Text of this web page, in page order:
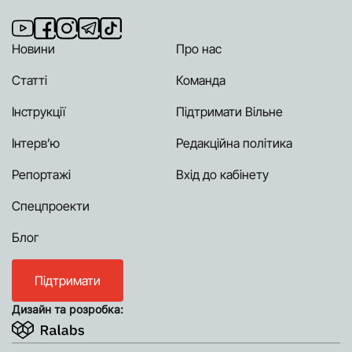
Новини
Статті
Інструкції
Інтерв’ю
Репортажі
Спецпроекти
Блог
Про нас
Команда
Підтримати Вільне
Редакційна політика
Вхід до кабінету
Підтримати
Дизайн та розробка: